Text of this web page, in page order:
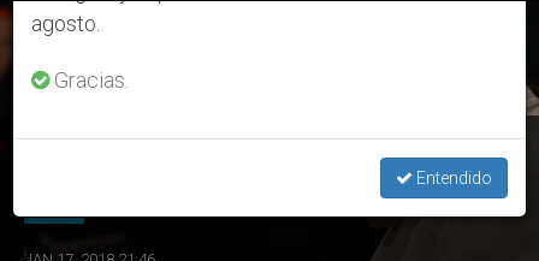
ÚLTIMAS NOTICIAS
agosto.
Gracias.
Entendido